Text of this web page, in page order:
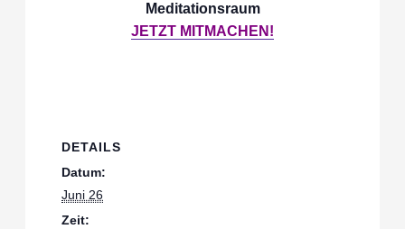
Meditationsraum
JETZT MITMACHEN!
DETAILS
Datum:
Juni 26
Zeit: